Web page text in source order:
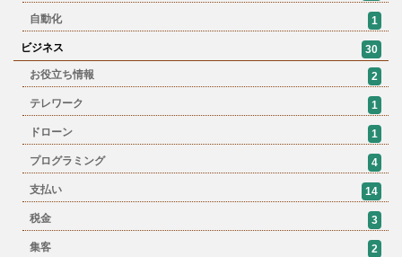
自動化 1
ビジネス
30
お役立ち情報
2
テレワーク 1
ドローン 1
プログラミング 4
支払い 14
税金 3
集客 2